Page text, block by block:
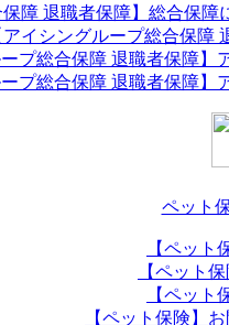
保障 退職者保障】総合保
アイシングループ総合保障
ープ総合保障 退職者保障
ープ総合保障 退職者保障
ペット
【ペット
【ペット
【ペット
【ペット保険】